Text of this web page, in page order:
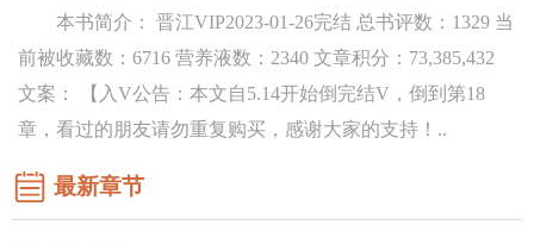
本书简介： 晋江VIP2023-01-26完结 总书评数：1329 当
前被收藏数：6716 营养液数：2340 文章积分：73,385,432
文案： 【入V公告：本文自5.14开始倒完结V，倒到第18
章，看过的朋友请勿重复购买，感谢大家的支持！..
最新章节